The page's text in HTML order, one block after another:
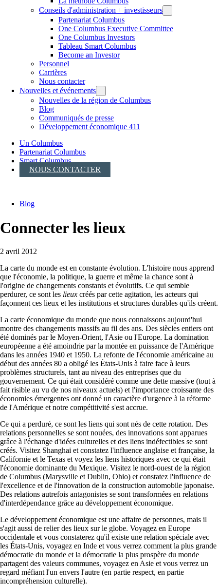
Conseils d'administration + investisseurs
Partenariat Columbus
One Columbus Executive Committee
One Columbus Investors
Tableau Smart Columbus
Become an Investor
Personnel
Carrières
Nous contacter
Nouvelles et événements
Nouvelles de la région de Columbus
Blog
Communiqués de presse
Développement économique 411
Un Columbus
Partenariat Columbus
Smart Columbus
NOUS CONTACTER
Blog
Connecter les lieux
2 avril 2012
La carte du monde est en constante évolution. L'histoire nous apprend
que l'économie, la politique, la guerre et même la chance sont à
l'origine de changements constants et évolutifs. Ce qui semble
perdurer, ce sont les lieux créés par cette agitation, les acteurs qui
façonnent ces lieux et les institutions et structures durables qu'ils créent.
La carte économique du monde que nous connaissons aujourd'hui
montre des changements massifs au fil des ans. Des siècles entiers ont
été dominés par le Moyen-Orient, l'Asie ou l'Europe. La domination
européenne a été amoindrie par la montée en puissance de l'Amérique
dans les années 1940 et 1950. La refonte de l'économie américaine au
début des années 80 a obligé les États-Unis à faire face à leurs
problèmes structurels, tant au niveau des entreprises que du
gouvernement. Ce qui était considéré comme une dette massive (tout à
fait risible au vu de nos niveaux actuels) et l'importance croissante des
économies émergentes ont donné un caractère d'urgence à la réforme
de l'Amérique et notre compétitivité s'est accrue.
Ce qui a perduré, ce sont les liens qui sont nés de cette rotation. Des
relations personnelles se sont nouées, des innovations sont apparues
grâce à l'échange d'idées culturelles et des liens indéfectibles se sont
créés. Visitez Shanghai et constatez l'influence anglaise et française, la
Californie et le Texas et voyez les liens historiques avec ce qui était
l'économie dominante du Mexique. Visitez le nord-ouest de la région
de Columbus (Marysville et Dublin, Ohio) et constatez l'influence de
l'excellence et de l'innovation de la construction automobile japonaise.
Des relations autrefois antagonistes se sont transformées en relations
d'interdépendance grâce au développement économique.
Le développement économique est une affaire de personnes, mais il
s'agit aussi de relier des lieux sur le globe. Voyagez en Europe
occidentale et vous constaterez qu'il existe une relation spéciale avec
les États-Unis, voyagez en Inde et vous verrez comment la plus grande
démocratie du monde et la démocratie la plus prospère du monde
partagent des valeurs communes, voyagez en Asie et vous verrez un
regard méfiant l'un envers l'autre (en partie respect, en partie
incompréhension culturelle).